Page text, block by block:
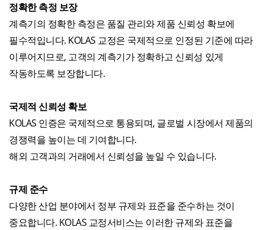
정확한 측정 보장
계측기의 정확한 측정은 품질 관리와 제품 신뢰성 확보에
필수적입니다. KOLAS 교정은 국제적으로 인정된 기준에 따라
이루어지므로, 고객의 계측기가 정확하고 신뢰성 있게
작동하도록 보장합니다.
국제적 신뢰성 확보
KOLAS 인증은 국제적으로 통용되며, 글로벌 시장에서 제품의
경쟁력을 높이는 데 기여합니다.
해외 고객과의 거래에서 신뢰성을 높일 수 있습니다.
규제 준수
다양한 산업 분야에서 정부 규제와 표준을 준수하는 것이
중요합니다. KOLAS 교정서비스는 이러한 규제와 표준을